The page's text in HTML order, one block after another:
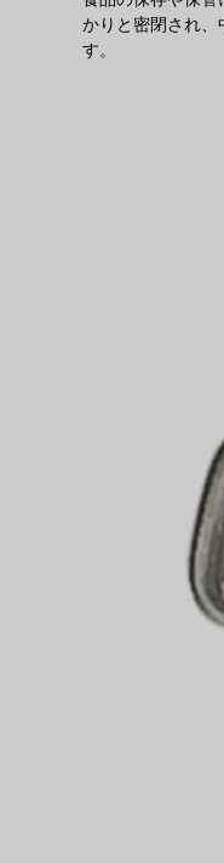
かりと密閉され、
す。